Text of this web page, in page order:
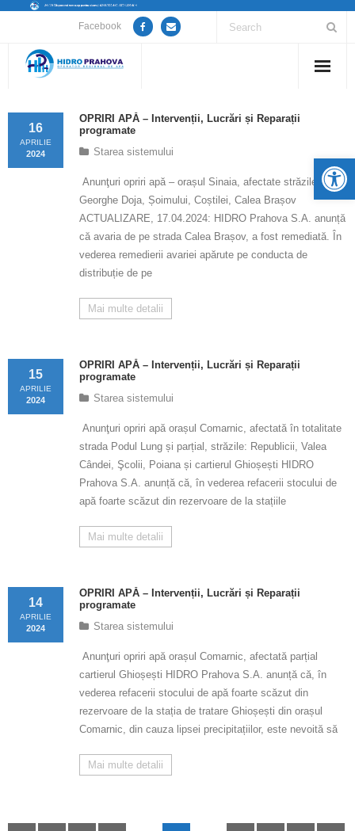
Facebook
Despre noi
Anunțuri lucrări / opriri apă
Calitatea apei
Comunicare
OPRIRI APĂ – Intervenții, Lucrări și Reparații
programate
16
APRILIE
2024 Starea sistemului
Anunţuri opriri apă – orașul Sinaia, afectate străzile
Georghe Doja, Șoimului, Coștilei, Calea Brașov
ACTUALIZARE, 17.04.2024: HIDRO Prahova S.A. anunță
că avaria de pe strada Calea Brașov, a fost remediată. În
vederea remedierii avariei apărute pe conducta de
distribuție de pe
Mai multe detalii
OPRIRI APĂ – Intervenții, Lucrări și Reparații
programate
15
APRILIE
2024 Starea sistemului
Anunţuri opriri apă orașul Comarnic, afectată în totalitate
strada Podul Lung și parțial, străzile: Republicii, Valea
Cândei, Şcolii, Poiana și cartierul Ghioșești HIDRO
Prahova S.A. anunță că, în vederea refacerii stocului de
apă foarte scăzut din rezervoare de la stațiile
Mai multe detalii
OPRIRI APĂ – Intervenții, Lucrări și Reparații
programate
14
APRILIE
2024 Starea sistemului
Anunţuri opriri apă orașul Comarnic, afectată parțial
cartierul Ghioșești HIDRO Prahova S.A. anunță că, în
vederea refacerii stocului de apă foarte scăzut din
rezervoare de la stația de tratare Ghioșești din orașul
Comarnic, din cauza lipsei precipitațiilor, este nevoită să
Mai multe detalii